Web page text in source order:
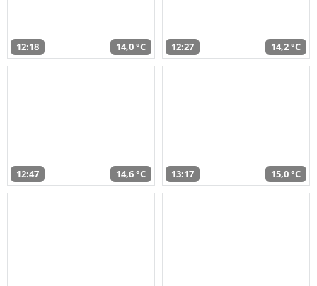
12:18 14,0 °C 12:27 14,2 °C
12:47 14,6 °C 13:17 15,0 °C